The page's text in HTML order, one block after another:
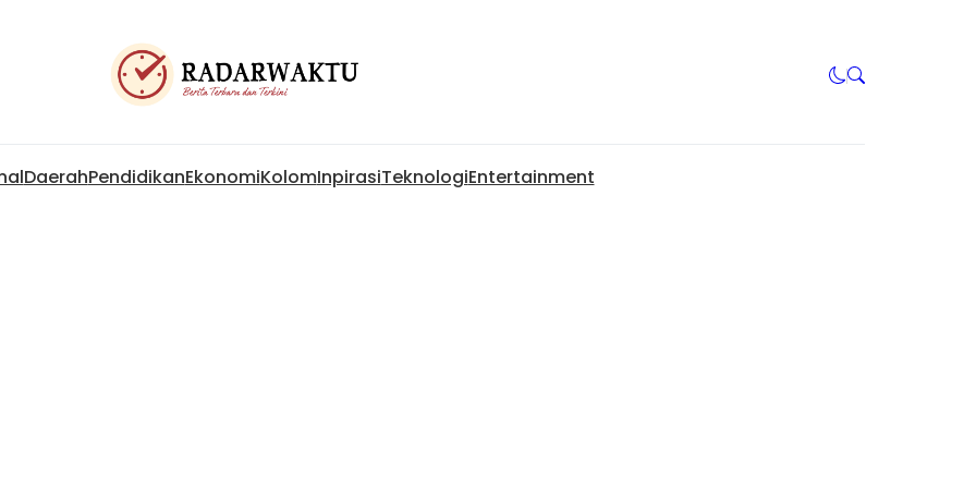
DaerahPendidikanEkonomiKolomInpirasiTeknologiEntertainment